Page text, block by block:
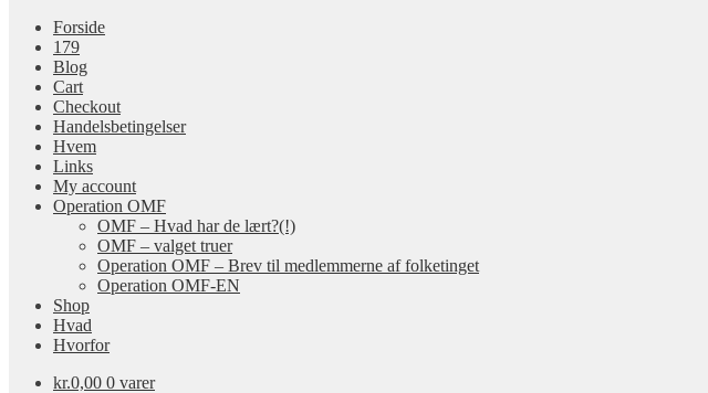
Forside
179
Blog
Cart
Checkout
Handelsbetingelser
Hvem
Links
My account
Operation OMF
OMF – Hvad har de lært?(!)
OMF – valget truer
Operation OMF – Brev til medlemmerne af folketinget
Operation OMF-EN
Shop
Hvad
Hvorfor
kr.0,00 0 varer